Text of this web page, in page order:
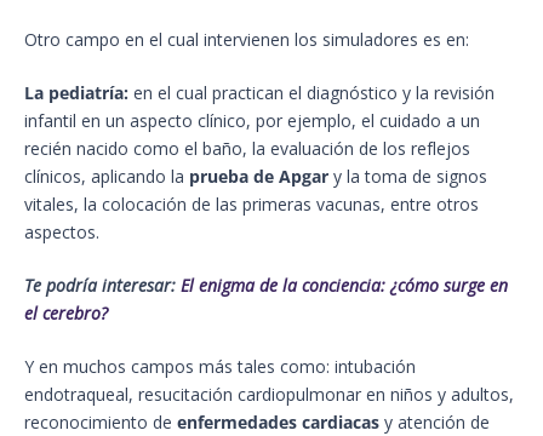
Otro campo en el cual intervienen los simuladores es en:
La pediatría: en el cual practican el diagnóstico y la revisión
infantil en un aspecto clínico, por ejemplo, el cuidado a un
recién nacido como el baño, la evaluación de los reflejos
clínicos, aplicando la prueba de Apgar y la toma de signos
vitales, la colocación de las primeras vacunas, entre otros
aspectos.
Te podría interesar: El enigma de la conciencia: ¿cómo surge en
el cerebro?
Y en muchos campos más tales como: intubación
endotraqueal, resucitación cardiopulmonar en niños y adultos,
reconocimiento de enfermedades cardiacas y atención de